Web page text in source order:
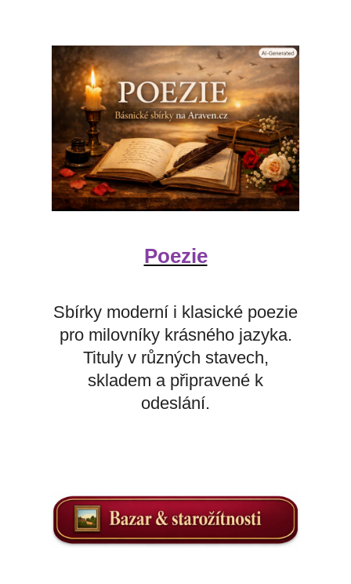
Poezie
Sbírky moderní i klasické poezie
pro milovníky krásného jazyka.
Tituly v různých stavech,
skladem a připravené k
odeslání.